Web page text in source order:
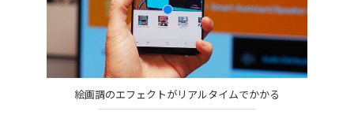
絵画調のエフェクトがリアルタイムでかかる